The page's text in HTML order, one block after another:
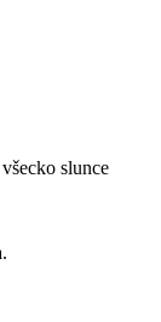
slunce